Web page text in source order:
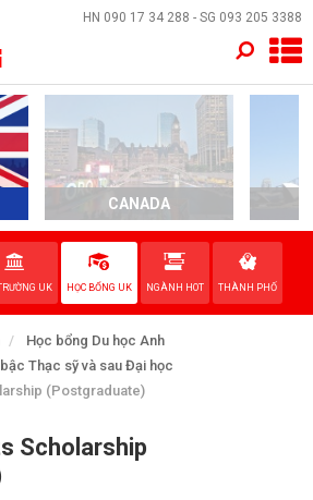
HN 090 17 34 288 - SG 093 205 3388
CANADA
UK HỌC BỔNG UK NGÀNH HOT THÀNH PHỐ
Học bổng Du học Anh
Thạc sỹ và sau Đại học
(Postgraduate)
Scholarship
×